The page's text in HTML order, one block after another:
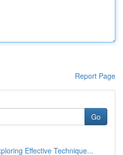
Report Page
Go
Effective Technique...